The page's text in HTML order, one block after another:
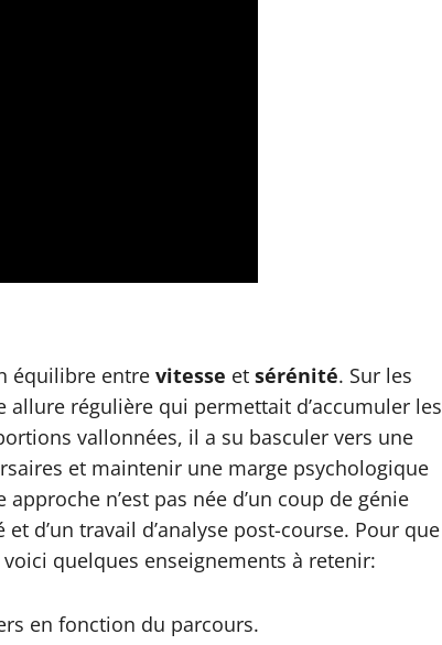
équilibre entre vitesse et sérénité. Sur les
régulière qui permettait d’accumuler les
vallonnées, il a su basculer vers une
et maintenir une marge psychologique
n’est pas née d’un coup de génie
d’un travail d’analyse post-course. Pour que
quelques enseignements à retenir:
en fonction du parcours.